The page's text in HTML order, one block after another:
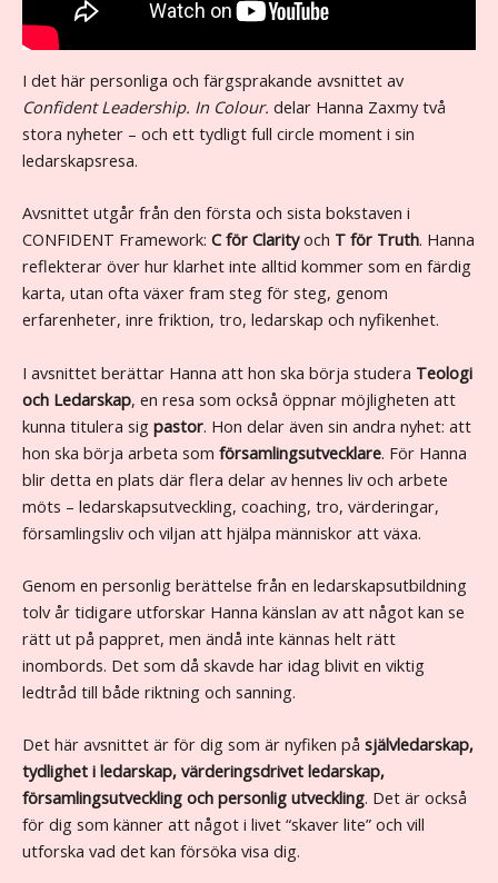
I det här personliga och färgsprakande avsnittet av
Confident Leadership. In Colour. delar Hanna Zaxmy två
stora nyheter – och ett tydligt full circle moment i sin
ledarskapsresa.
Avsnittet utgår från den första och sista bokstaven i
CONFIDENT Framework: C för Clarityoch T för Truth. Hanna
reflekterar över hur klarhet inte alltid kommer som en färdig
karta, utan ofta växer fram steg för steg, genom
erfarenheter, inre friktion, tro, ledarskap och nyfikenhet.
I avsnittet berättar Hanna att hon ska börja studera Teologi
och Ledarskap, en resa som också öppnar möjligheten att
kunna titulera sig pastor. Hon delar även sin andra nyhet: att
hon ska börja arbeta som församlingsutvecklare. För Hanna
blir detta en plats där flera delar av hennes liv och arbete
möts – ledarskapsutveckling, coaching, tro, värderingar,
församlingsliv och viljan att hjälpa människor att växa.
Genom en personlig berättelse från en ledarskapsutbildning
tolv år tidigare utforskar Hanna känslan av att något kan se
rätt ut på pappret, men ändå inte kännas helt rätt
inombords. Det som då skavde har idag blivit en viktig
ledtråd till både riktning och sanning.
Det här avsnittet är för dig som är nyfiken på självledarskap,
tydlighet i ledarskap, värderingsdrivet ledarskap,
församlingsutveckling och personlig utveckling. Det är också
för dig som känner att något i livet “skaver lite” och vill
utforska vad det kan försöka visa dig.